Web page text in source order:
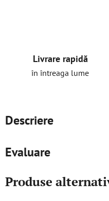
Livrare rapidă
în întreaga lume
Descriere
Evaluare
Produse